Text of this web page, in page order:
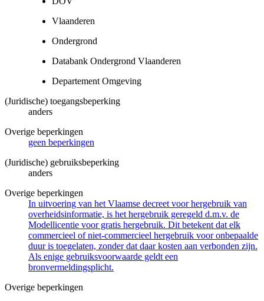
Vlaanderen
Ondergrond
Databank Ondergrond Vlaanderen
Departement Omgeving
(Juridische) toegangsbeperking
anders
Overige beperkingen
geen beperkingen
(Juridische) gebruiksbeperking
anders
Overige beperkingen
In uitvoering van het Vlaamse decreet voor hergebruik van
overheidsinformatie, is het hergebruik geregeld d.m.v. de
Modellicentie voor gratis hergebruik. Dit betekent dat elk
commercieel of niet-commercieel hergebruik voor onbepaalde
duur is toegelaten, zonder dat daar kosten aan verbonden zijn.
Als enige gebruiksvoorwaarde geldt een
bronvermeldingsplicht.
Overige beperkingen